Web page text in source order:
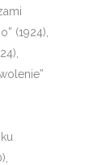
(1924),